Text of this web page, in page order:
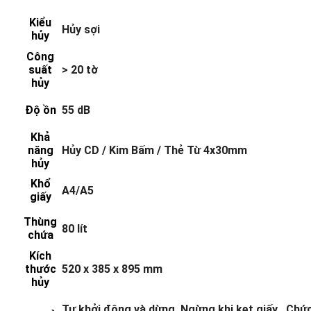
Kiểu
hủy
Hủy sợi
Công
suất
hủy
> 20 tờ
Độ ồn 55 dB
Khả
năng
hủy
Hủy CD / Kim Bấm / Thẻ Từ 4x30mm
Khổ
giấy
A4/A5
Thùng
chứa
80 lít
Kích
thước
hủy
520 x 385 x 895 mm